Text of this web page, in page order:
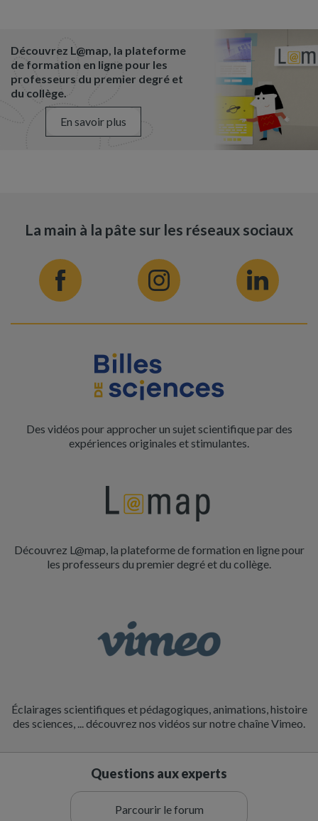
Découvrez L@map, la plateforme
de formation en ligne pour les
professeurs du premier degré et
du collège.
En savoir plus
La main à la pâte sur les réseaux sociaux
Des vidéos pour approcher un sujet scientifique par des
expériences originales et stimulantes.
Découvrez L@map, la plateforme de formation en ligne pour
les professeurs du premier degré et du collège.
Éclairages scientifiques et pédagogiques, animations, histoire
des sciences, ... découvrez nos vidéos sur notre chaîne Vimeo.
Questions aux experts
Parcourir le forum